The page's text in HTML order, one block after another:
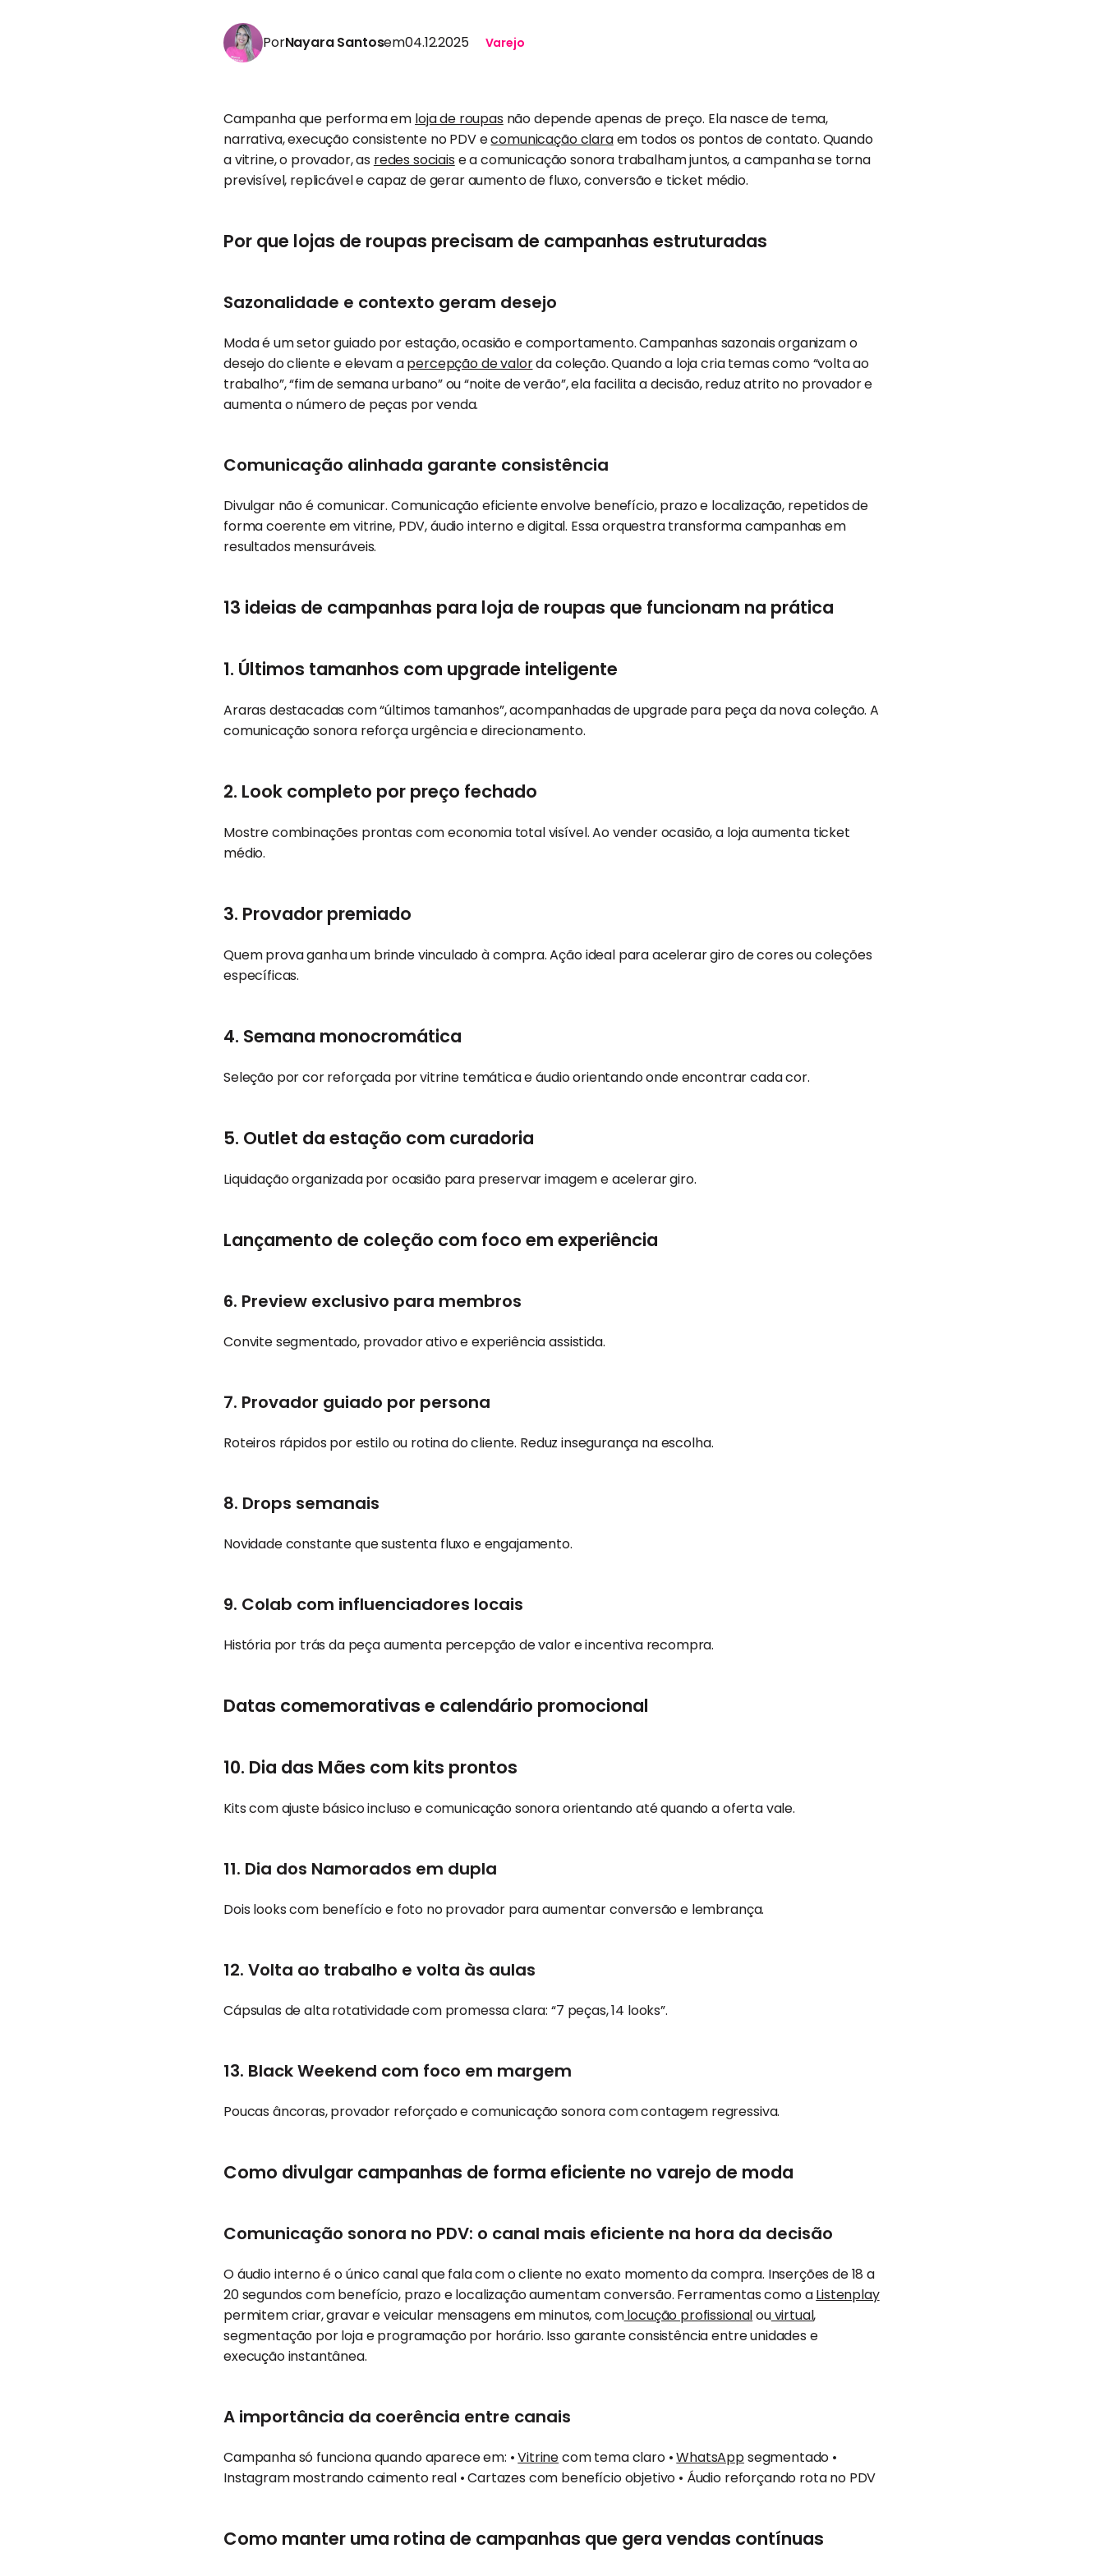
PorNayara Santosem04.12.2025 Varejo
Campanha que performa em loja de roupas não depende apenas de preço. Ela nasce de tema,
narrativa, execução consistente no PDV ecomunicação claraem todos os pontos de contato. Quando
a vitrine, o provador, as redes sociais e a comunicação sonora trabalham juntos, a campanha se torna
previsível, replicável e capaz de gerar aumento de fluxo, conversão e ticket médio.
Por que lojas de roupas precisam de campanhas estruturadas
Sazonalidade e contexto geram desejo
Moda é um setor guiado por estação, ocasião e comportamento. Campanhas sazonais organizam o
desejo do cliente e elevam apercepção de valorda coleção. Quando a loja cria temas como “volta ao
trabalho”, “fim de semana urbano” ou “noite de verão”, ela facilita a decisão, reduz atrito no provador e
aumenta o número de peças por venda.
Comunicação alinhada garante consistência
Divulgar não é comunicar. Comunicação eficiente envolve benefício, prazo e localização, repetidos de
forma coerente em vitrine, PDV, áudio interno e digital. Essa orquestra transforma campanhas em
resultados mensuráveis.
13 ideias de campanhas para loja de roupas que funcionam na prática
1. Últimos tamanhos com upgrade inteligente
Araras destacadas com “últimos tamanhos”, acompanhadas de upgrade para peça da nova coleção. A
comunicação sonora reforça urgência e direcionamento.
2. Look completo por preço fechado
Mostre combinações prontas com economia total visível. Ao vender ocasião, a loja aumenta ticket
médio.
3. Provador premiado
Quem prova ganha um brinde vinculado à compra. Ação ideal para acelerar giro de cores ou coleções
específicas.
4. Semana monocromática
Seleção por cor reforçada por vitrine temática e áudio orientando onde encontrar cada cor.
5. Outlet da estação com curadoria
Liquidação organizada por ocasião para preservar imagem e acelerar giro.
Lançamento de coleção com foco em experiência
6. Preview exclusivo para membros
Convite segmentado, provador ativo e experiência assistida.
7. Provador guiado por persona
Roteiros rápidos por estilo ou rotina do cliente. Reduz insegurança na escolha.
8. Drops semanais
Novidade constante que sustenta fluxo e engajamento.
9. Colab com influenciadores locais
História por trás da peça aumenta percepção de valor e incentiva recompra.
Datas comemorativas e calendário promocional
10. Dia das Mães com kits prontos
Kits com ajuste básico incluso e comunicação sonora orientando até quando a oferta vale.
11. Dia dos Namorados em dupla
Dois looks com benefício e foto no provador para aumentar conversão e lembrança.
12. Volta ao trabalho e volta às aulas
Cápsulas de alta rotatividade com promessa clara: “7 peças, 14 looks”.
13. Black Weekend com foco em margem
Poucas âncoras, provador reforçado e comunicação sonora com contagem regressiva.
Como divulgar campanhas de forma eficiente no varejo de moda
Comunicação sonora no PDV: o canal mais eficiente na hora da decisão
O áudio interno é o único canal que fala com o cliente no exato momento da compra. Inserções de 18 a
20 segundos com benefício, prazo e localização aumentam conversão. Ferramentas como aListenplay
permitem criar, gravar e veicular mensagens em minutos, comlocução profissionalouvirtual,
segmentação por loja e programação por horário. Isso garante consistência entre unidades e
execução instantânea.
A importância da coerência entre canais
Campanha só funciona quando aparece em: •Vitrinecom tema claro •WhatsAppsegmentado •
Instagram mostrando caimento real • Cartazes com benefício objetivo • Áudio reforçando rota no PDV
Como manter uma rotina de campanhas que gera vendas contínuas